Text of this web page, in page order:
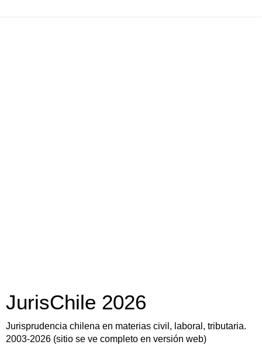
JurisChile 2026
Jurisprudencia chilena en materias civil, laboral, tributaria.
2003-2026 (sitio se ve completo en versión web)